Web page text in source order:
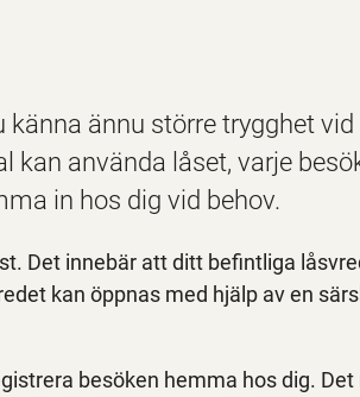
ännu större trygghet vid
kan använda låset, varje
in hos dig vid behov.
Det innebär att ditt befintliga
kan öppnas med hjälp av en
besöken hemma hos dig. Det